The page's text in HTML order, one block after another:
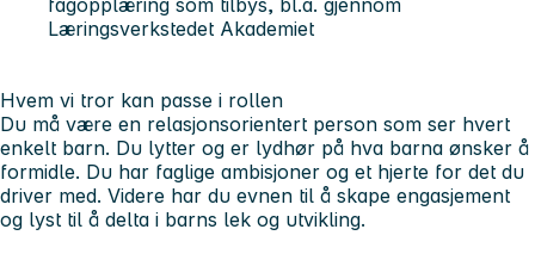
fagopplæring som tilbys, bl.a. gjennom
Læringsverkstedet Akademiet
Hvem vi tror kan passe i rollen
Du må være en relasjonsorientert person som ser hvert
enkelt barn. Du lytter og er lydhør på hva barna ønsker å
formidle. Du har faglige ambisjoner og et hjerte for det du
driver med. Videre har du evnen til å skape engasjement
og lyst til å delta i barns lek og utvikling.